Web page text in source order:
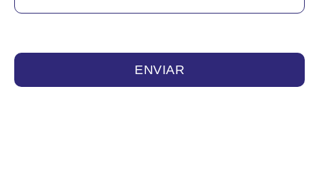
ENVIAR